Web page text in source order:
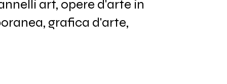
art, opere d'arte in
grafica d'arte,